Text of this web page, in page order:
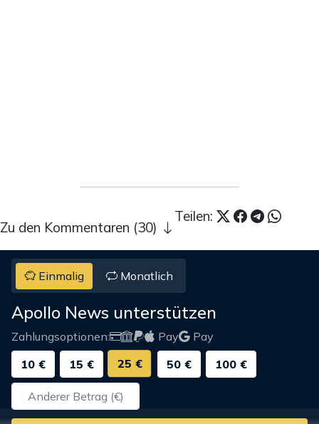
Teilen:
Zu den Kommentaren (30)
Einmalig Monatlich
Apollo News unterstützen
Zahlungsoptionen: Pay
Pay
10 €
15 € 25 € 50 € 100 €